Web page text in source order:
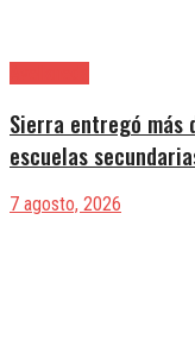
Sierra entregó más
escuelas
7 agosto, 2026